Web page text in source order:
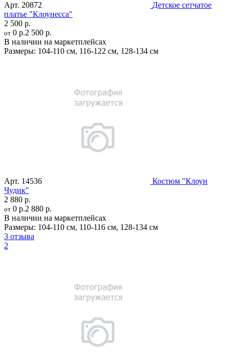
Арт. 20872
Детское сетчатое
платье "Клоунесса"
2 500 р.
от 0 р.2 500 р.
В наличии на маркетплейсах
Размеры: 104-110 см, 116-122 см, 128-134 см
Арт. 14536
Костюм "Клоун
Чудик"
2 880 р.
от 0 р.2 880 р.
В наличии на маркетплейсах
Размеры: 104-110 см, 110-116 см, 128-134 см
3 отзыва
2